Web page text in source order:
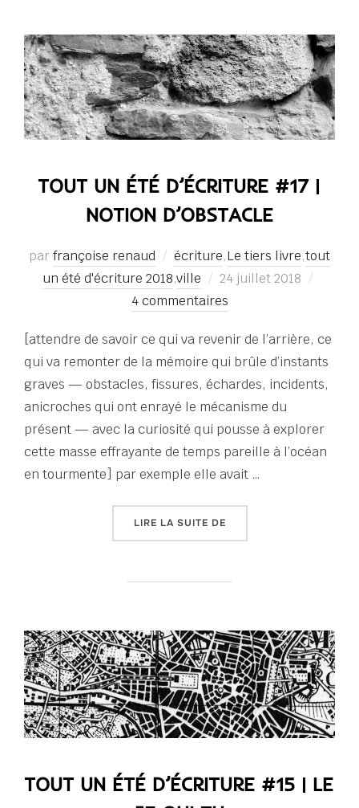
TOUT UN ÉTÉ D’ÉCRITURE #17 |
NOTION D’OBSTACLE
parfrançoise renaud écriture,Le tiers livre,tout
un été d'écriture 2018,ville
Publié
le
24 juillet 2018
4 commentaires
[attendre de savoir ce qui va revenir de l’arrière, ce
qui va remonter de la mémoire qui brûle d’instants
graves — obstacles, fissures, échardes, incidents,
anicroches qui ont enrayé le mécanisme du
présent — avec la curiosité qui pousse à explorer
cette masse effrayante de temps pareille à l’océan
en tourmente] par exemple elle avait …
LIRE LA SUITE DE« TOUT UN ÉTÉ
TOUT UN ÉTÉ D’ÉCRITURE #15 | LE